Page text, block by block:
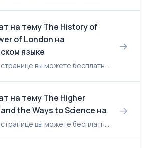
на тему The History of
of London на
языке
На этой странице вы можете бесплатно читать реферат на английском языке: The History of the Tower of London. The History of the Tower of London Contents: 1. The Development of the To...
→
на тему The Higher
the Ways to Science на
На этой странице вы можете бесплатно читать реферат на английском языке: The Higher School and the Ways to Science. The Higher School and the Ways to Science Student participation in resea...
→